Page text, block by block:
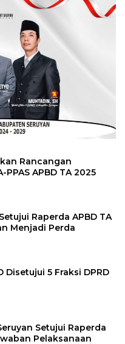
Rancangan
PPAS APBD TA 2025
Raperda APBD TA
Menjadi Perda
Disetujui 5 Fraksi DPRD
Setujui Raperda
Pelaksanaan